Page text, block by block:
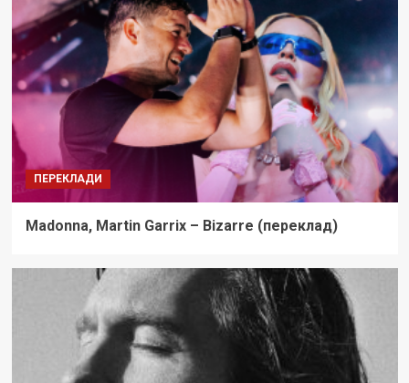
ПЕРЕКЛАДИ
Madonna, Martin Garrix – Bizarre (переклад)